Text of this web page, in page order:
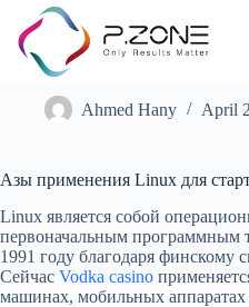
Азы применения Linux для
Ahmed Hany April
Азы применения Linux для
Linux является собой
первоначальным программным
1991 году благодаря финскому
Сейчас Vodka casino
машинах, мобильных